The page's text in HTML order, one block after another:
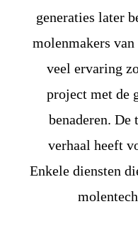
generaties later
molenmakers
veel ervaring
project met de
benaderen. De
verhaal heeft
Enkele diensten